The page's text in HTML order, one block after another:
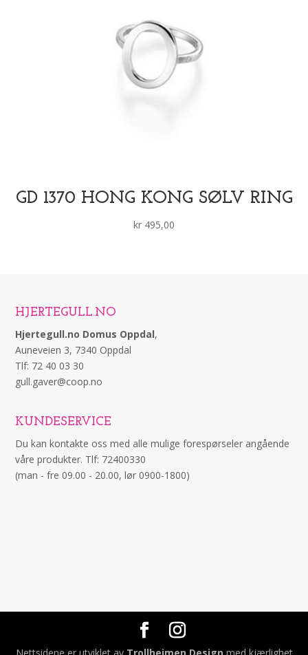
GD 1370 HONG KONG SØLV RING
kr 495,00
HJERTEGULL.NO
Hjertegull.no Domus Oppdal,
Auneveien 3, 7340 Oppdal
Tlf: 72 40 03 30
gull.gaver@coop.no
KUNDESERVICE
Du kan kontakte oss med alle mulige forespørseler angående
våre produkter. Tlf: 72400330
(man - fre 09.00 - 20.00, lør 0900-1800)